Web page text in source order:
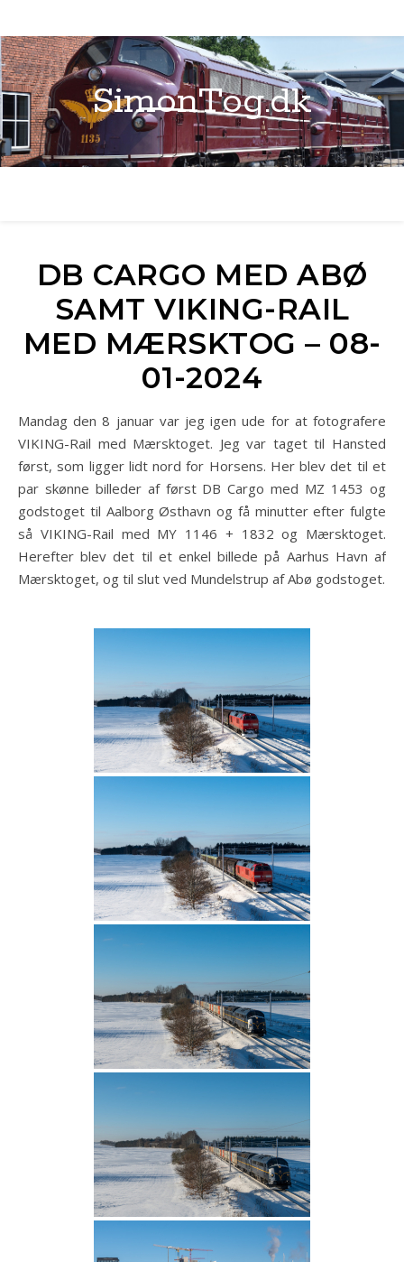
SimonTog.dk
DB CARGO MED ABØ
SAMT VIKING-RAIL
MED MÆRSKTOG – 08-
01-2024
Mandag den 8 januar var jeg igen ude for at fotografere
VIKING-Rail med Mærsktoget. Jeg var taget til Hansted
først, som ligger lidt nord for Horsens. Her blev det til et
par skønne billeder af først DB Cargo med MZ 1453 og
godstoget til Aalborg Østhavn og få minutter efter fulgte
så VIKING-Rail med MY 1146 + 1832 og Mærsktoget.
Herefter blev det til et enkel billede på Aarhus Havn af
Mærsktoget, og til slut ved Mundelstrup af Abø godstoget.